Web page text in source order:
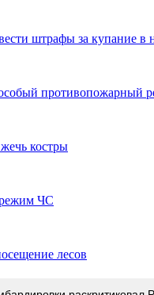
штрафы за купание в
противопожарный
костры
режим ЧС
лесов